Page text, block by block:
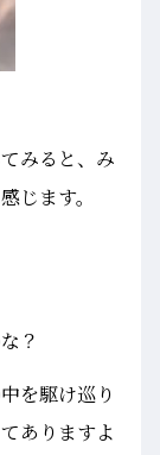
みると、み
じます。
？
を駆け巡り
ありますよ